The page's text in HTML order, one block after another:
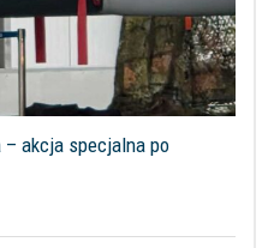
akcja specjalna po